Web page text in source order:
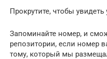
Прокрутите, чтобы
Запоминайте номер, и
репозитории, если номер
тому, который мы